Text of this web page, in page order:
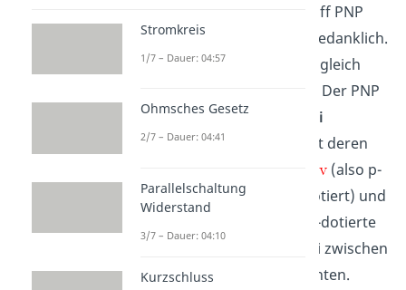
Nehmen wir uns den Begriff PNP
Transistor und teilen ihn gedanklich.
Durch
bekommst du gleich
zwei Sachen mitgeteilt: (1) Der PNP
Transistor besteht aus
drei
Schichtenund (2) wechselt deren
(also p-
dotiert),
(also n-dotiert) und
. Die n-dotierte
Schicht befindet sich dabei zwischen
den beiden anderen Schichten.
Stromkreis
1/7 – Dauer: 04:57
Ohmsches Gesetz
2/7 – Dauer: 04:41
Parallelschaltung
Widerstand
3/7 – Dauer: 04:10
Kurzschluss